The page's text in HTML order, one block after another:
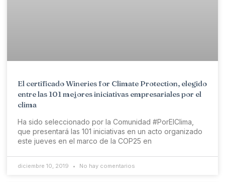
El certificado Wineries for Climate Protection, elegido
entre las 101 mejores iniciativas empresariales por el
clima
Ha sido seleccionado por la Comunidad #PorElClima,
que presentará las 101 iniciativas en un acto organizado
este jueves en el marco de la COP25 en
diciembre 10, 2019 No hay comentarios